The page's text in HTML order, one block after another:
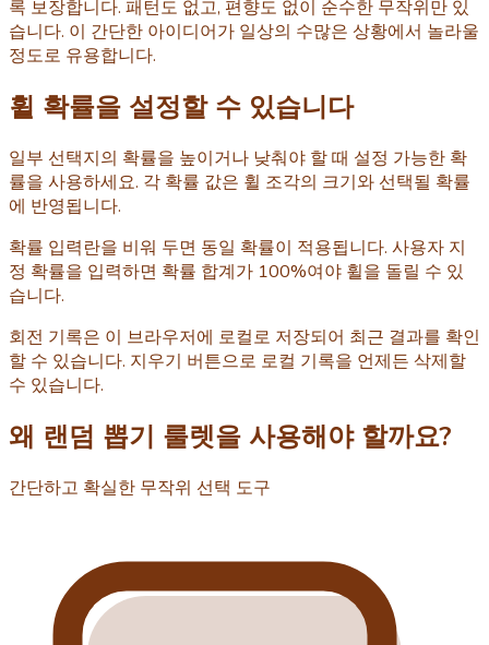
록 보장합니다. 패턴도 없고, 편향도 없이 순수한 무작위만 있
습니다. 이 간단한 아이디어가 일상의 수많은 상황에서 놀라울
정도로 유용합니다.
휠 확률을 설정할 수 있습니다
일부 선택지의 확률을 높이거나 낮춰야 할 때 설정 가능한 확
률을 사용하세요. 각 확률 값은 휠 조각의 크기와 선택될 확률
에 반영됩니다.
확률 입력란을 비워 두면 동일 확률이 적용됩니다. 사용자 지
정 확률을 입력하면 확률 합계가 100%여야 휠을 돌릴 수 있
습니다.
회전 기록은 이 브라우저에 로컬로 저장되어 최근 결과를 확인
할 수 있습니다. 지우기 버튼으로 로컬 기록을 언제든 삭제할
수 있습니다.
왜 랜덤 뽑기 룰렛을 사용해야 할까요?
간단하고 확실한 무작위 선택 도구